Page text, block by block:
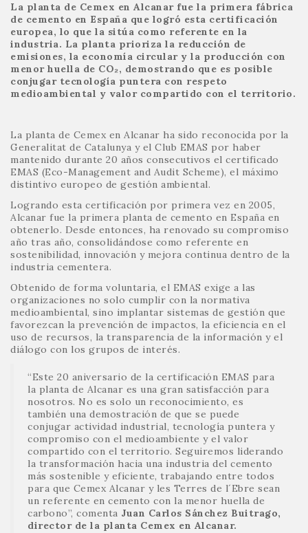
La planta de Cemex en Alcanar fue la primera fábrica
de cemento en España que logró esta certificación
europea, lo que la sitúa como referente en la
industria. La planta prioriza la reducción de
emisiones, la economía circular y la producción con
menor huella de CO₂, demostrando que es posible
conjugar tecnología puntera con respeto
medioambiental y valor compartido con el territorio.
La planta de Cemex en Alcanar ha sido reconocida por la
Generalitat de Catalunya y el Club EMAS por haber
mantenido durante 20 años consecutivos el certificado
EMAS (Eco-Management and Audit Scheme), el máximo
distintivo europeo de gestión ambiental.
Logrando esta certificación por primera vez en 2005,
Alcanar fue la primera planta de cemento en España en
obtenerlo. Desde entonces, ha renovado su compromiso
año tras año, consolidándose como referente en
sostenibilidad, innovación y mejora continua dentro de la
industria cementera.
Obtenido de forma voluntaria, el EMAS exige a las
organizaciones no solo cumplir con la normativa
medioambiental, sino implantar sistemas de gestión que
favorezcan la prevención de impactos, la eficiencia en el
uso de recursos, la transparencia de la información y el
diálogo con los grupos de interés.
“Este 20 aniversario de la certificación EMAS para
la planta de Alcanar es una gran satisfacción para
nosotros. No es solo un reconocimiento, es
también una demostración de que se puede
conjugar actividad industrial, tecnología puntera y
compromiso con el medioambiente y el valor
compartido con el territorio. Seguiremos liderando
la transformación hacia una industria del cemento
más sostenible y eficiente, trabajando entre todos
para que Cemex Alcanar y les Terres de l´Ebre sean
un referente en cemento con la menor huella de
carbono”, comenta Juan Carlos Sánchez Buitrago,
director de la planta Cemex en Alcanar.